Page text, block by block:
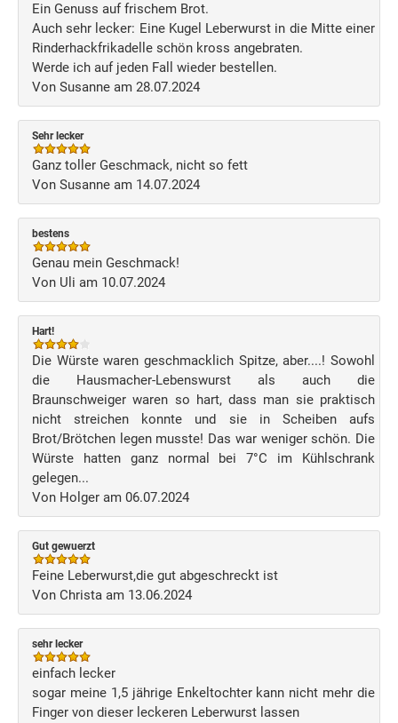
Ein Genuss auf frischem Brot.
Auch sehr lecker: Eine Kugel Leberwurst in die Mitte einer
Rinderhackfrikadelle schön kross angebraten.
Werde ich auf jeden Fall wieder bestellen.
Von Susanne am 28.07.2024
Sehr lecker
Ganz toller Geschmack, nicht so fett
Von Susanne am 14.07.2024
bestens
Genau mein Geschmack!
Von Uli am 10.07.2024
Hart!
Die Würste waren geschmacklich Spitze, aber....! Sowohl
die Hausmacher-Lebenswurst als auch die
Braunschweiger waren so hart, dass man sie praktisch
nicht streichen konnte und sie in Scheiben aufs
Brot/Brötchen legen musste! Das war weniger schön. Die
Würste hatten ganz normal bei 7°C im Kühlschrank
gelegen...
Von Holger am 06.07.2024
Gut gewuerzt
Feine Leberwurst,die gut abgeschreckt ist
Von Christa am 13.06.2024
sehr lecker
einfach lecker
sogar meine 1,5 jährige Enkeltochter kann nicht mehr die
Finger von dieser leckeren Leberwurst lassen